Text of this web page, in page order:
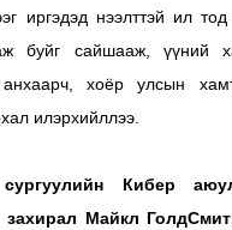
иргэдэд нээлттэй ил
буйг сайшааж, үүний
хоёр улсын
илэрхийллээ.
Кибер
Майкл